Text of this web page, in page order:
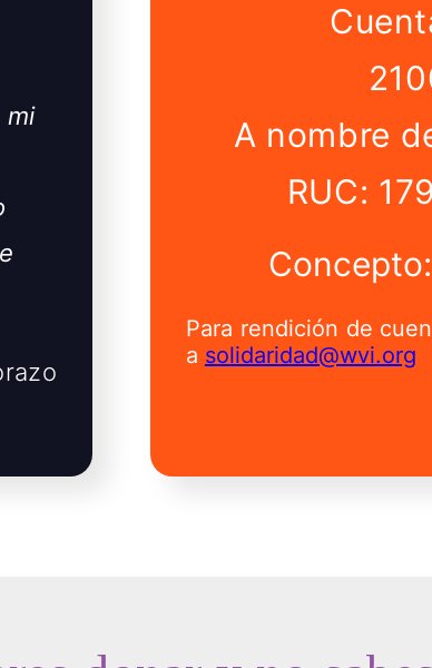
mi
A nombre
RUC:
Para rendición de
a solidaridad@wvi.org